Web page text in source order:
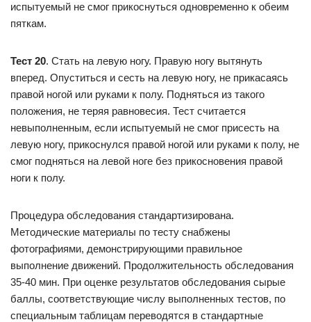
испытуемый не смог прикоснуться одновременно к обеим
пяткам.
Тест 20. Стать на левую ногу. Правую ногу вытянуть
вперед. Опуститься и сесть на левую ногу, не прикасаясь
правой ногой или руками к полу. Подняться из такого
положения, не теряя равновесия. Тест считается
невыполненным, если испытуемый не смог присесть на
левую ногу, прикоснулся правой ногой или руками к полу, не
смог подняться на левой ноге без прикосновения правой
ноги к полу.
Процедура обследования стандартизирована.
Методические материалы по тесту снабжены
фотографиями, демонстрирующими правильное
выполнение движений. Продолжительность обследования
35-40 мин. При оценке результатов обследования сырые
баллы, соответствующие числу выполненных тестов, по
специальным таблицам переводятся в стандартные